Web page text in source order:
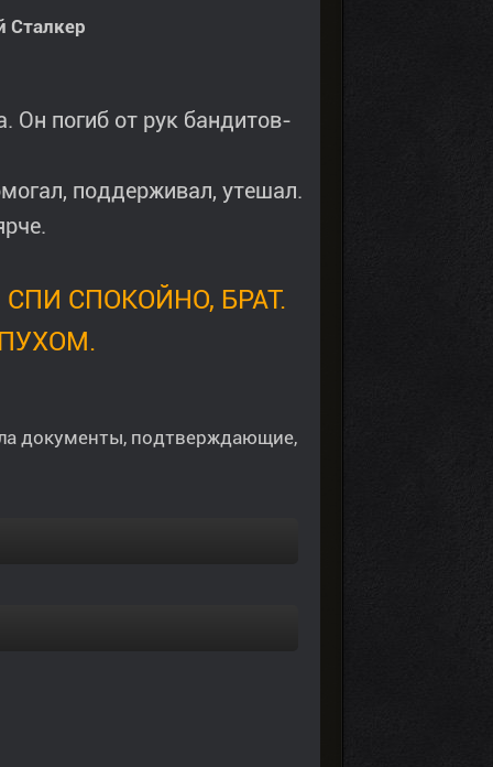
Сталкер
Он погиб от рук бандитов-
поддерживал, утешал.
СПОКОЙНО, БРАТ.
документы, подтверждающие,